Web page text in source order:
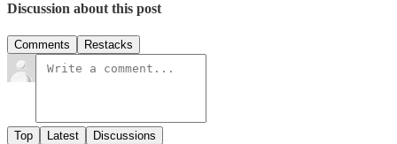
Discussion about this post
Comments Restacks
Top Latest Discussions